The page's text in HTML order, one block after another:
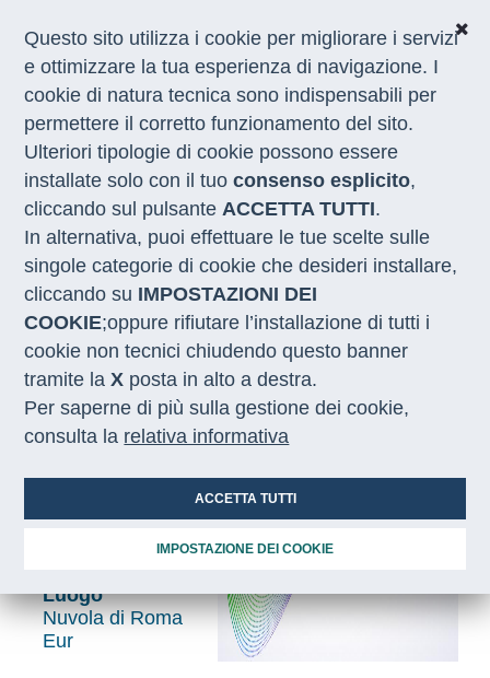
Home / Appuntamenti / Forum PA 2026
Sviluppo Lavoro Italia al
Forum PA 2026. "Per una PA
che genera futuro’’. Idee,
alleanze, soluzioni per
costruire il domani
Data
9 giugno 2026
dalle ore 9:00
Luogo
Nuvola di Roma
Eur
Questo sito utilizza i cookie per migliorare i servizi
e ottimizzare la tua esperienza di navigazione. I
cookie di natura tecnica sono indispensabili per
permettere il corretto funzionamento del sito.
Ulteriori tipologie di cookie possono essere
installate solo con il tuoconsenso esplicito,
cliccando sul pulsanteACCETTA TUTTI.
In alternativa, puoi effettuare le tue scelte sulle
singole categorie di cookie che desideri installare,
cliccando su IMPOSTAZIONI DEI
COOKIE;oppure rifiutare l’installazione di tutti i
cookie non tecnici chiudendo questo banner
tramite laX posta in alto a destra.
Per saperne di più sulla gestione dei cookie,
consulta la relativa informativa
ACCETTA TUTTI
IMPOSTAZIONE DEI COOKIE